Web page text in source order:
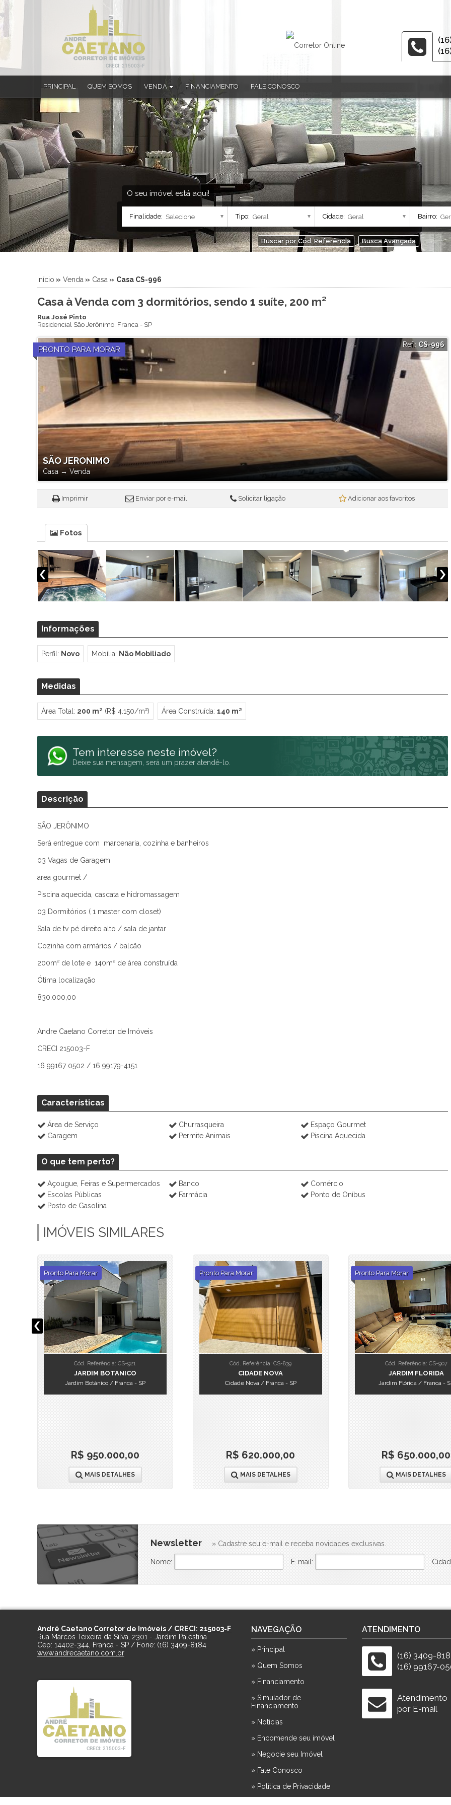
PRINCIPAL QUEM SOMOS VENDA
Apartamento (33)
Apartamento Alto Padrão (1)
Apartamento Duplex (4)
Casa (182)
Casa Alto Padrão (22)
Casa em Condomínio (4)
Sobrado (10)
Sobrado em Condomínio (1)
FINANCIAMENTO FALE CONOSCO
O seu imóvel está aqui!
Finalidade: Tipo: Cidade: Bairro:
Buscar por Cód. Referência Busca Avançada
Início » Venda » Casa » Casa CS-996
Casa à Venda com 3 dormitórios, sendo 1 suíte, 200 m²
Rua José Pinto
Residencial São Jerônimo, Franca- SP
PRONTO PARA MORAR
SÃO JERONIMO
Casa → Venda
Ref.: CS-996
Imprimir Enviar por e-mail Solicitar ligação Adicionar aos favoritos
Fotos
Informações
Perfil: Novo Mobília: Não Mobiliado
Medidas
Área Total: 200 m² (R$ 4.150/m²) Área Construída: 140 m²
Tem interesse neste imóvel?
Deixe sua mensagem, será um prazer atendê-lo.
Descrição
SÃO JERÔNIMO
Será entregue com marcenaria, cozinha e banheiros
03 Vagas de Garagem
area gourmet /
Piscina aquecida, cascata e hidromassagem
03 Dormitórios ( 1 master com closet)
Sala de tv pé direito alto / sala de jantar
Cozinha com armários / balcão
200m² de lote e 140m² de área construída
Ótima localização
830.000,00
Andre Caetano Corretor de Imóveis
CRECI 215003-F
16 99167 0502 / 16 99179-4151
Características
Área de Serviço Churrasqueira
Espaço Gourmet
Garagem
Permite Animais Piscina Aquecida
O que tem perto?
Açougue, Feiras e Supermercados Banco
Comércio
Escolas Públicas
Farmácia
Ponto de Oníbus
Posto de Gasolina
IMÓVEIS SIMILARES
Pronto Para Morar
Cód. Referência: CS-921
JARDIM BOTANICO
Jardim Botânico / Franca - SP
R$ 950.000,00
MAIS DETALHES
Pronto Para Morar
Cód. Referência: CS-839
CIDADE NOVA
Cidade Nova / Franca - SP
R$ 620.000,00
MAIS DETALHES
Pronto Para Morar
Cód. Referência: CS-907
JARDIM FLORIDA
Jardim Flórida / Franca -
R$ 650.000,00
MAIS DETALHES
Newsletter » Cadastre seu e-mail e receba novidades exclusivas.
Nome: E-mail:
André Caetano Corretor de Imóveis / CRECI: 215003-F
Rua Marcos Teixeira da Silva, 2301 - Jardim Palestina
Cep: 14402-344, Franca - SP/ Fone: (16) 3409-8184
www.andrecaetano.com.br
NAVEGAÇÃO
» Principal
» Quem Somos
» Financiamento
» Simulador de
Financiamento
» Notícias
» Encomende seu imóvel
» Negocie seu Imóvel
» Fale Conosco
» Política de Privacidade
ATENDIMENTO
(16) 3409-
(16) 99167-
Atendimento
por E-mail